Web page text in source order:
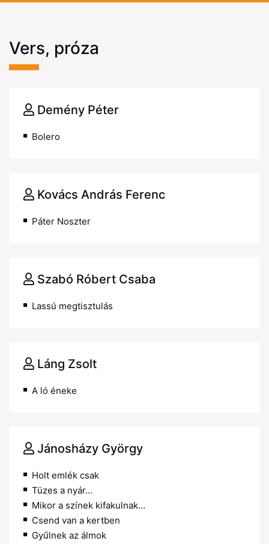
Vers, próza
Demény Péter
Bolero
Kovács András Ferenc
Páter Noszter
Szabó Róbert Csaba
Lassú megtisztulás
Láng Zsolt
A ló éneke
Jánosházy György
Holt emlék csak
Tüzes a nyár…
Mikor a színek kifakulnak…
Csend van a kertben
Gyűlnek az álmok